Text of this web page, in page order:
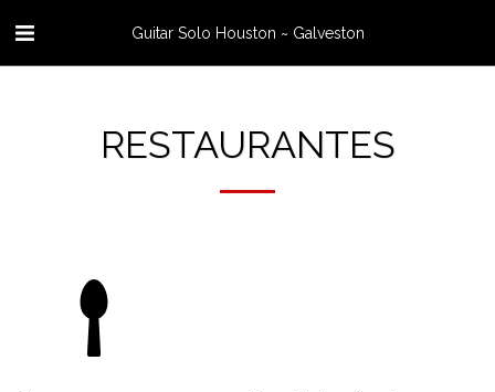
Guitar Solo Houston ~ Galveston
RESTAURANTES